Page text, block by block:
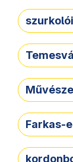
Farkas-